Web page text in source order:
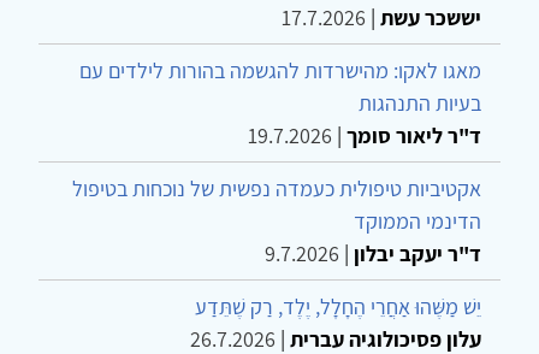
יששכר עשת |
17.7.2026
מאגו לאקו: מהישרדות להגשמה בהורות לילדים עם
בעיות התנהגות
ד"ר ליאור סומך |
19.7.2026
אקטיביות טיפולית כעמדה נפשית של נוכחות בטיפול
הדינמי הממוקד
ד"ר יעקב יבלון |
9.7.2026
יֵשׁ מַשֶּׁהוּ אַחֲרֵי הֶחָלָל, יֶלֶד, רַק שֶׁתֵּדַע
עלון פסיכולוגיה עברית |
26.7.2026